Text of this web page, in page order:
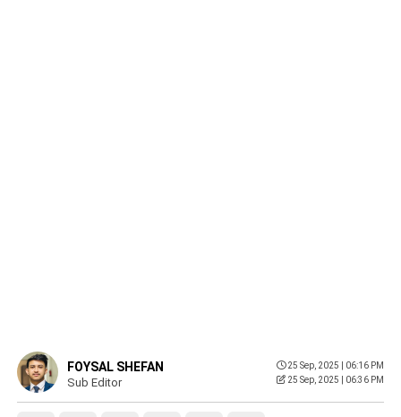
FOYSAL SHEFAN
Sub Editor
25 Sep, 2025 | 06:16 PM
25 Sep, 2025 | 06:36 PM